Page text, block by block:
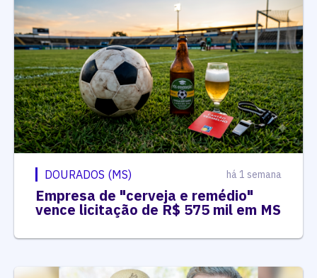
DOURADOS (MS) há 1 semana
Empresa de "cerveja e remédio"
vence licitação de R$ 575 mil em MS